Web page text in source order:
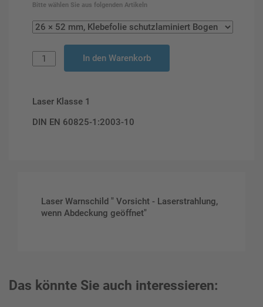
Bitte wählen Sie aus folgenden Artikeln
In den Warenkorb
Laser Klasse 1
DIN EN 60825-1:2003-10
Laser Warnschild " Vorsicht - Laserstrahlung,
wenn Abdeckung geöffnet"
Das könnte Sie auch interessieren: